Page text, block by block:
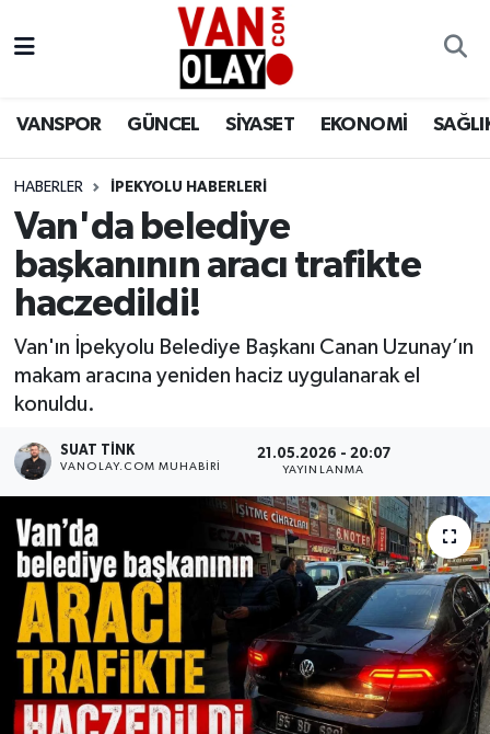
VANSPOR GÜNCEL SİYASET EKONOMİ
HABERLER İPEKYOLU HABERLERİ
Van'da belediye
başkanının aracı trafikte
haczedildi!
Van'ın İpekyolu Belediye Başkanı Canan Uzunay’ın
makam aracına yeniden haciz uygulanarak el
konuldu.
SUAT TINK
VANOLAY.COM MUHABIRI
21.05.2026 - 20:07
YAYINLANMA
Siyaset
Ekonomi
Sağlık
Eğitim
Dünya
RESMİ İLANLAR
Van Nöbetçi Eczaneler
Van Namaz Vakitleri
Van Trafik Yoğunluk Haritası
Süper Lig Puan Durumu ve Fikstür
Tüm Manşetler
Haber Arşivi